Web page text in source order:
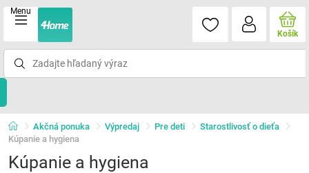
Menu
Košík
Akčná ponuka Výpredaj Pre deti
Starostlivosť o dieťa
Kúpanie a hygiena
Kúpanie a hygiena